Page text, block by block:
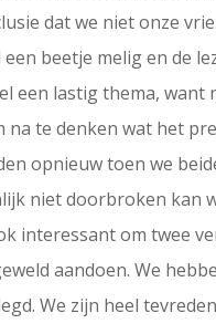
dat we niet onze
beetje melig en de
een lastig thema,
te denken wat het
opnieuw toen we
niet doorbroken kan
interessant om twee
aandoen. We
We zijn heel